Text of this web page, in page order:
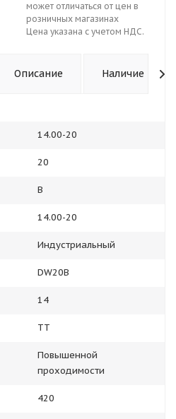
может отличаться от цен в
розничных магазинах
Цена указана с учетом НДС.
Описание Наличие
14.00-20
20
B
14.00-20
Индустриальный
DW20B
14
TT
Повышенной
проходимости
420